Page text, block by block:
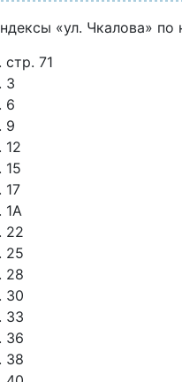
«ул. Чкалова»
стр. 71
3
6
9
12
15
17
1А
22
25
28
30
33
36
38